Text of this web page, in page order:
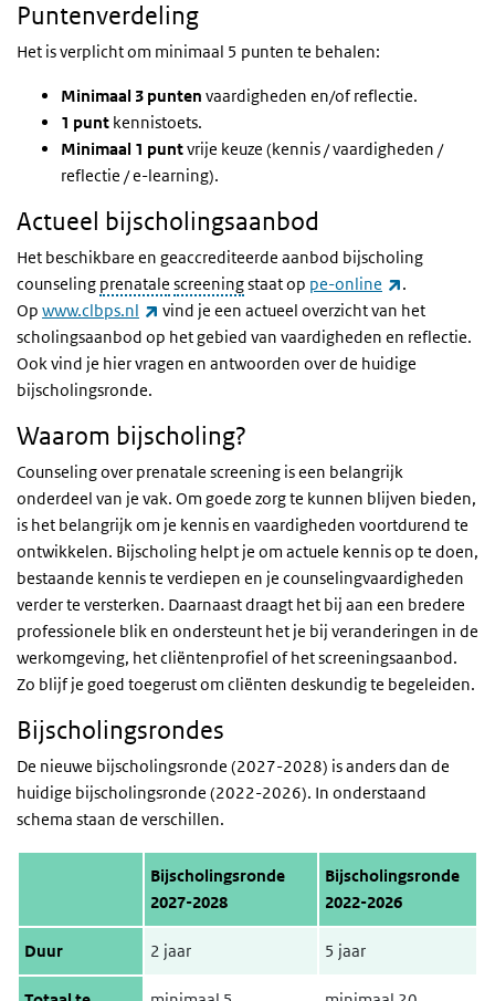
Puntenverdeling
Het is verplicht om minimaal 5 punten te behalen:
Minimaal 3 punten vaardigheden en/of reflectie.
1 punt kennistoets.
Minimaal 1 puntvrije keuze (kennis / vaardigheden /
reflectie / e-learning).
Actueel bijscholingsaanbod
Het beschikbare en geaccrediteerde aanbod bijscholing
counseling prenatale screeningstaat op pe-online (externe
.
Op www.clbps.nl (externe link)
vind je een actueel overzicht van het
scholingsaanbod op het gebied van vaardigheden en reflectie.
Ook vind je hier vragen en antwoorden over de huidige
bijscholingsronde.
Waarom bijscholing?
Counseling over prenatale screening is een belangrijk
onderdeel van je vak. Om goede zorg te kunnen blijven bieden,
is het belangrijk om je kennis en vaardigheden voortdurend te
ontwikkelen. Bijscholing helpt je om actuele kennis op te doen,
bestaande kennis te verdiepen en je counselingvaardigheden
verder te versterken. Daarnaast draagt het bij aan een bredere
professionele blik en ondersteunt het je bij veranderingen in de
werkomgeving, het cliëntenprofiel of het screeningsaanbod.
Zo blijf je goed toegerust om cliënten deskundig te begeleiden.
Bijscholingsrondes
De nieuwe bijscholingsronde (2027-2028) is anders dan de
huidige bijscholingsronde (2022-2026). In onderstaand
schema staan de verschillen.
Bijscholingsronde
2027-2028
Bijscholingsronde
2022-2026
Duur 2 jaar 5 jaar